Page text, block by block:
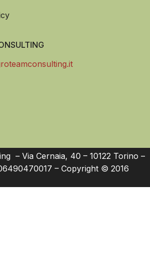
– Via Cernaia, 40 – 10122 Torino –
– Copyright © 2016